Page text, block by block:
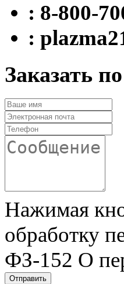
: 8-800-
:
Заказать
Нажимая
обработку
ФЗ-152 О
Отправить